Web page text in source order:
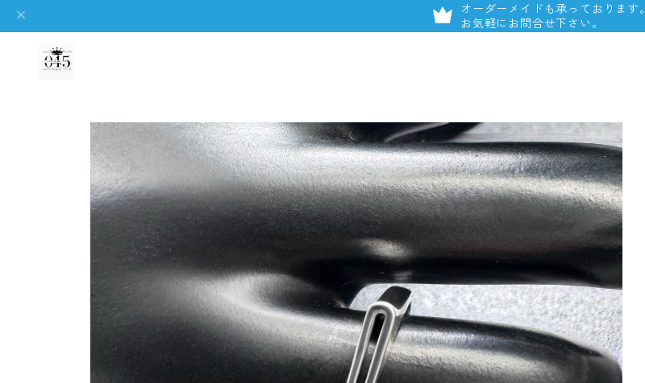
オーダーメイドも承っております。
お気軽にお問合せ下さい。